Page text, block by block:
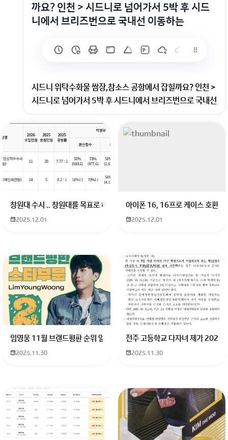
까요? 인천 > 시드니로 넘어가서 5박 후 시드
니에서 브리즈번으로 국내선 이동하는
시드니 위탁수화물 쌈장,참소스 공항에서 잡힐까요? 인천 >
시드니로 넘어가서 5박 후 시드니에서 브리즈번으로 국내선
이동하는
인천 > 시드니로 넘어가서 5박 후 시드니에서 브리즈번으로
국내선 이동하는 일정입니다. 가져가고 싶은 소스류는 쌈
장/참소스고 위탁으로 부칠 계획인데 문제 될까요?고기 그
림 있는 스티커는 뜯어서 보낼 겁니다...
◆ 시드니 여행 시 쌈장, 참소스 위탁수화물 반입 가능 여부
호주로의 여행을 계획하면서 국내에서 사랑받는 쌈장과 참
소스를 가지고 가고 싶으신가요? 이런 소스류가 호주로 가
져갈 수 있는지, 그리고 공항에서 문제가 되지는 않을지 궁금
창원대 수시 .. 창원대를 목표로 하고 있는 09년생입니다 지금 제 내신이 5
2025.12.01
아이폰 16, 16프로 케이스 호환
2025.12.01
임영웅 11월 브랜드평판 순위 알고싶어요 임영웅 11월 브랜드평판에서
2025.11.30
전주 고등학교 다자녀 제가 2027
2025.11.30